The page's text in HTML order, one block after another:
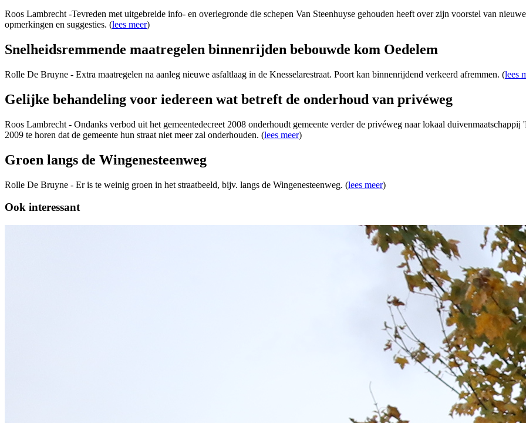
Roos Lambrecht -Tevreden met uitgebreide info- en overlegronde die schepen Van Steenhuyse gehouden heeft over zijn voorstel van
opmerkingen en suggesties. (lees meer)
Snelheidsremmende maatregelen binnenrijden bebouwde kom Oedelem
Rolle De Bruyne - Extra maatregelen na aanleg nieuwe asfaltlaag in de Knesselarestraat. Poort kan binnenrijdend verkeerd afremmen. (lees
Gelijke behandeling voor iedereen wat betreft de onderhoud van privéweg
Roos Lambrecht - Ondanks verbod uit het gemeentedecreet 2008 onderhoudt gemeente verder de privéweg naar lokaal
2009 te horen dat de gemeente hun straat niet meer zal onderhouden. (lees meer)
Groen langs de Wingenesteenweg
Rolle De Bruyne - Er is te weinig groen in het straatbeeld, bijv. langs de Wingenesteenweg. (lees meer)
Ook interessant